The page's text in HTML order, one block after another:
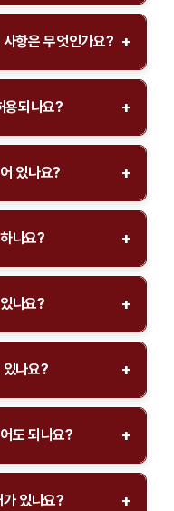
다 지정된 위치에
이기구 구역, 그리고
항은 무엇인가요? +
세요:
여 담배꽁초를 버려 주세
록 주의해 주세요.
용되나요? +
가능합니다. 일반
외에서는 사용이
있나요? +
은 잘 보이는 표지판과
파크 지도에도 흡연
나요? +
들을 위해 순서를 기다려
환경을 유지할 수
나요? +
없습니다. 흡연 구역은
있습니다.
있나요? +
수 없습니다. 위생 및
만 허용됩니다.
도 되나요? +
다. 그러나 흡연이 끝난
. 특히 실외에서 마스크
있나요? +